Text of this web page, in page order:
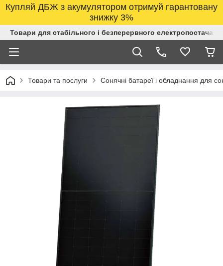
Купляй ДБЖ з акумулятором отримуй гарантовану
знижку 3%
Товари для стабільного і безперервного
Товари та послуги Сонячні батареї і обладнання для